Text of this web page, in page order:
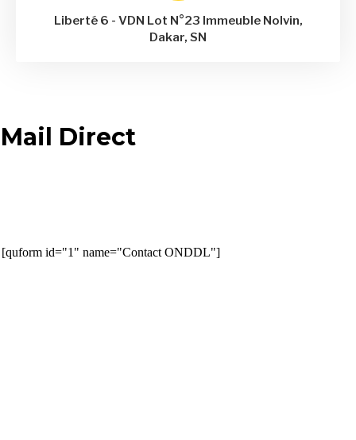
Liberté 6 - VDN Lot N°23 Immeuble Nolvin,
Dakar, SN
Mail Direct
[quform id="1" name="Contact ONDDL"]